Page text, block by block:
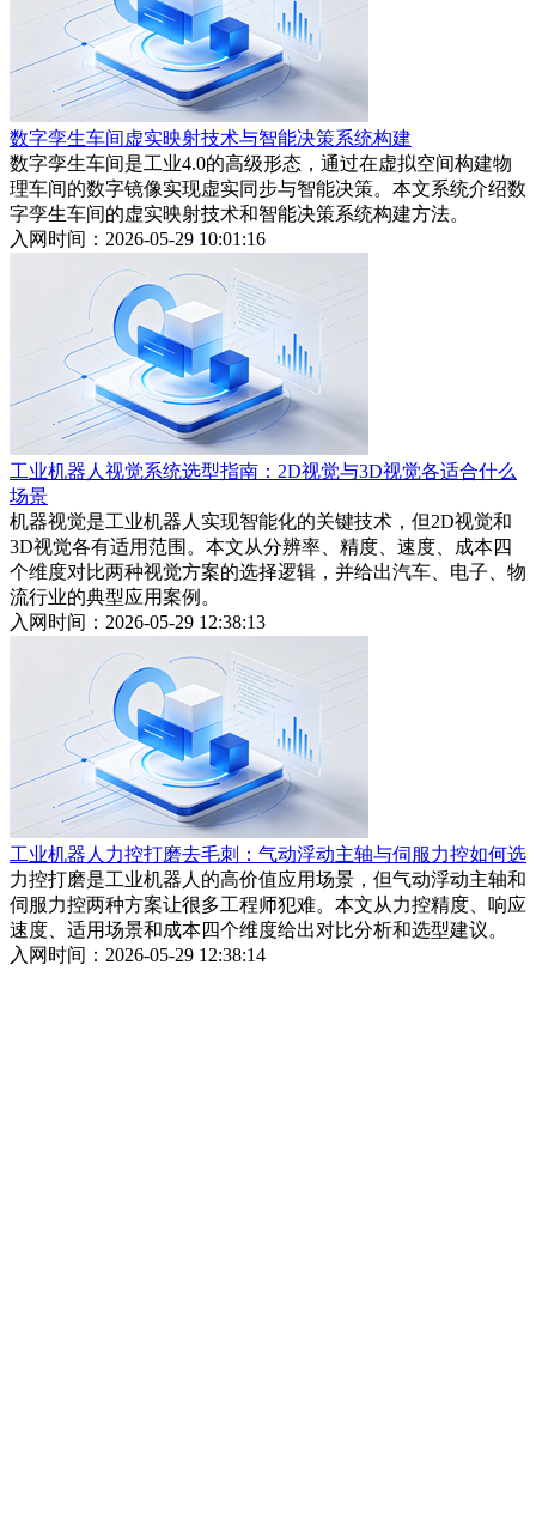
数字孪生车间虚实映射技术与智能决策系统构建
数字孪生车间是工业4.0的高级形态，通过在虚拟空间构建物
理车间的数字镜像实现虚实同步与智能决策。本文系统介绍数
字孪生车间的虚实映射技术和智能决策系统构建方法。
入网时间：2026-05-29 10:01:16
工业机器人视觉系统选型指南：2D视觉与3D视觉各适合什么
场景
机器视觉是工业机器人实现智能化的关键技术，但2D视觉和
3D视觉各有适用范围。本文从分辨率、精度、速度、成本四
个维度对比两种视觉方案的选择逻辑，并给出汽车、电子、物
流行业的典型应用案例。
入网时间：2026-05-29 12:38:13
工业机器人力控打磨去毛刺：气动浮动主轴与伺服力控如何选
力控打磨是工业机器人的高价值应用场景，但气动浮动主轴和
伺服力控两种方案让很多工程师犯难。本文从力控精度、响应
速度、适用场景和成本四个维度给出对比分析和选型建议。
入网时间：2026-05-29 12:38:14